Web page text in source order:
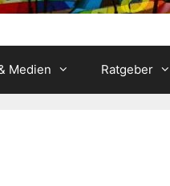
Medien Ratgeber